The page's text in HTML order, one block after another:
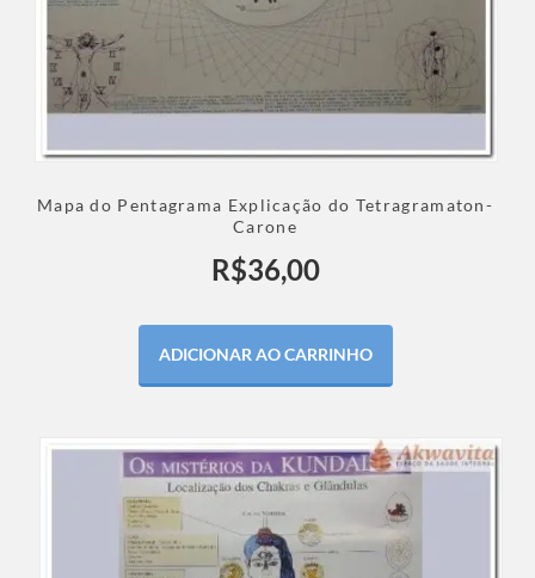
Mapa do Pentagrama Explicação do Tetragramaton-
Carone
R$36,00
ADICIONAR AO CARRINHO